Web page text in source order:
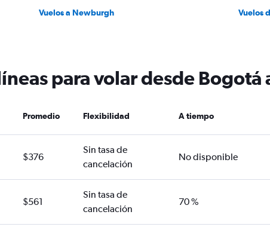
Vuelos a Newburgh
Vuelos
para volar desde
Promedio Flexibilidad A tiempo
$376
Sin tasa de
cancelación
No disponible
$561
Sin tasa de
cancelación
70 %